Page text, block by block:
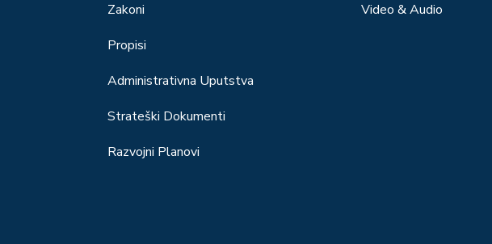
Zakoni
Propisi
Administrativna Uputstva
Strateški Dokumenti
Razvojni Planovi
Video & Audio